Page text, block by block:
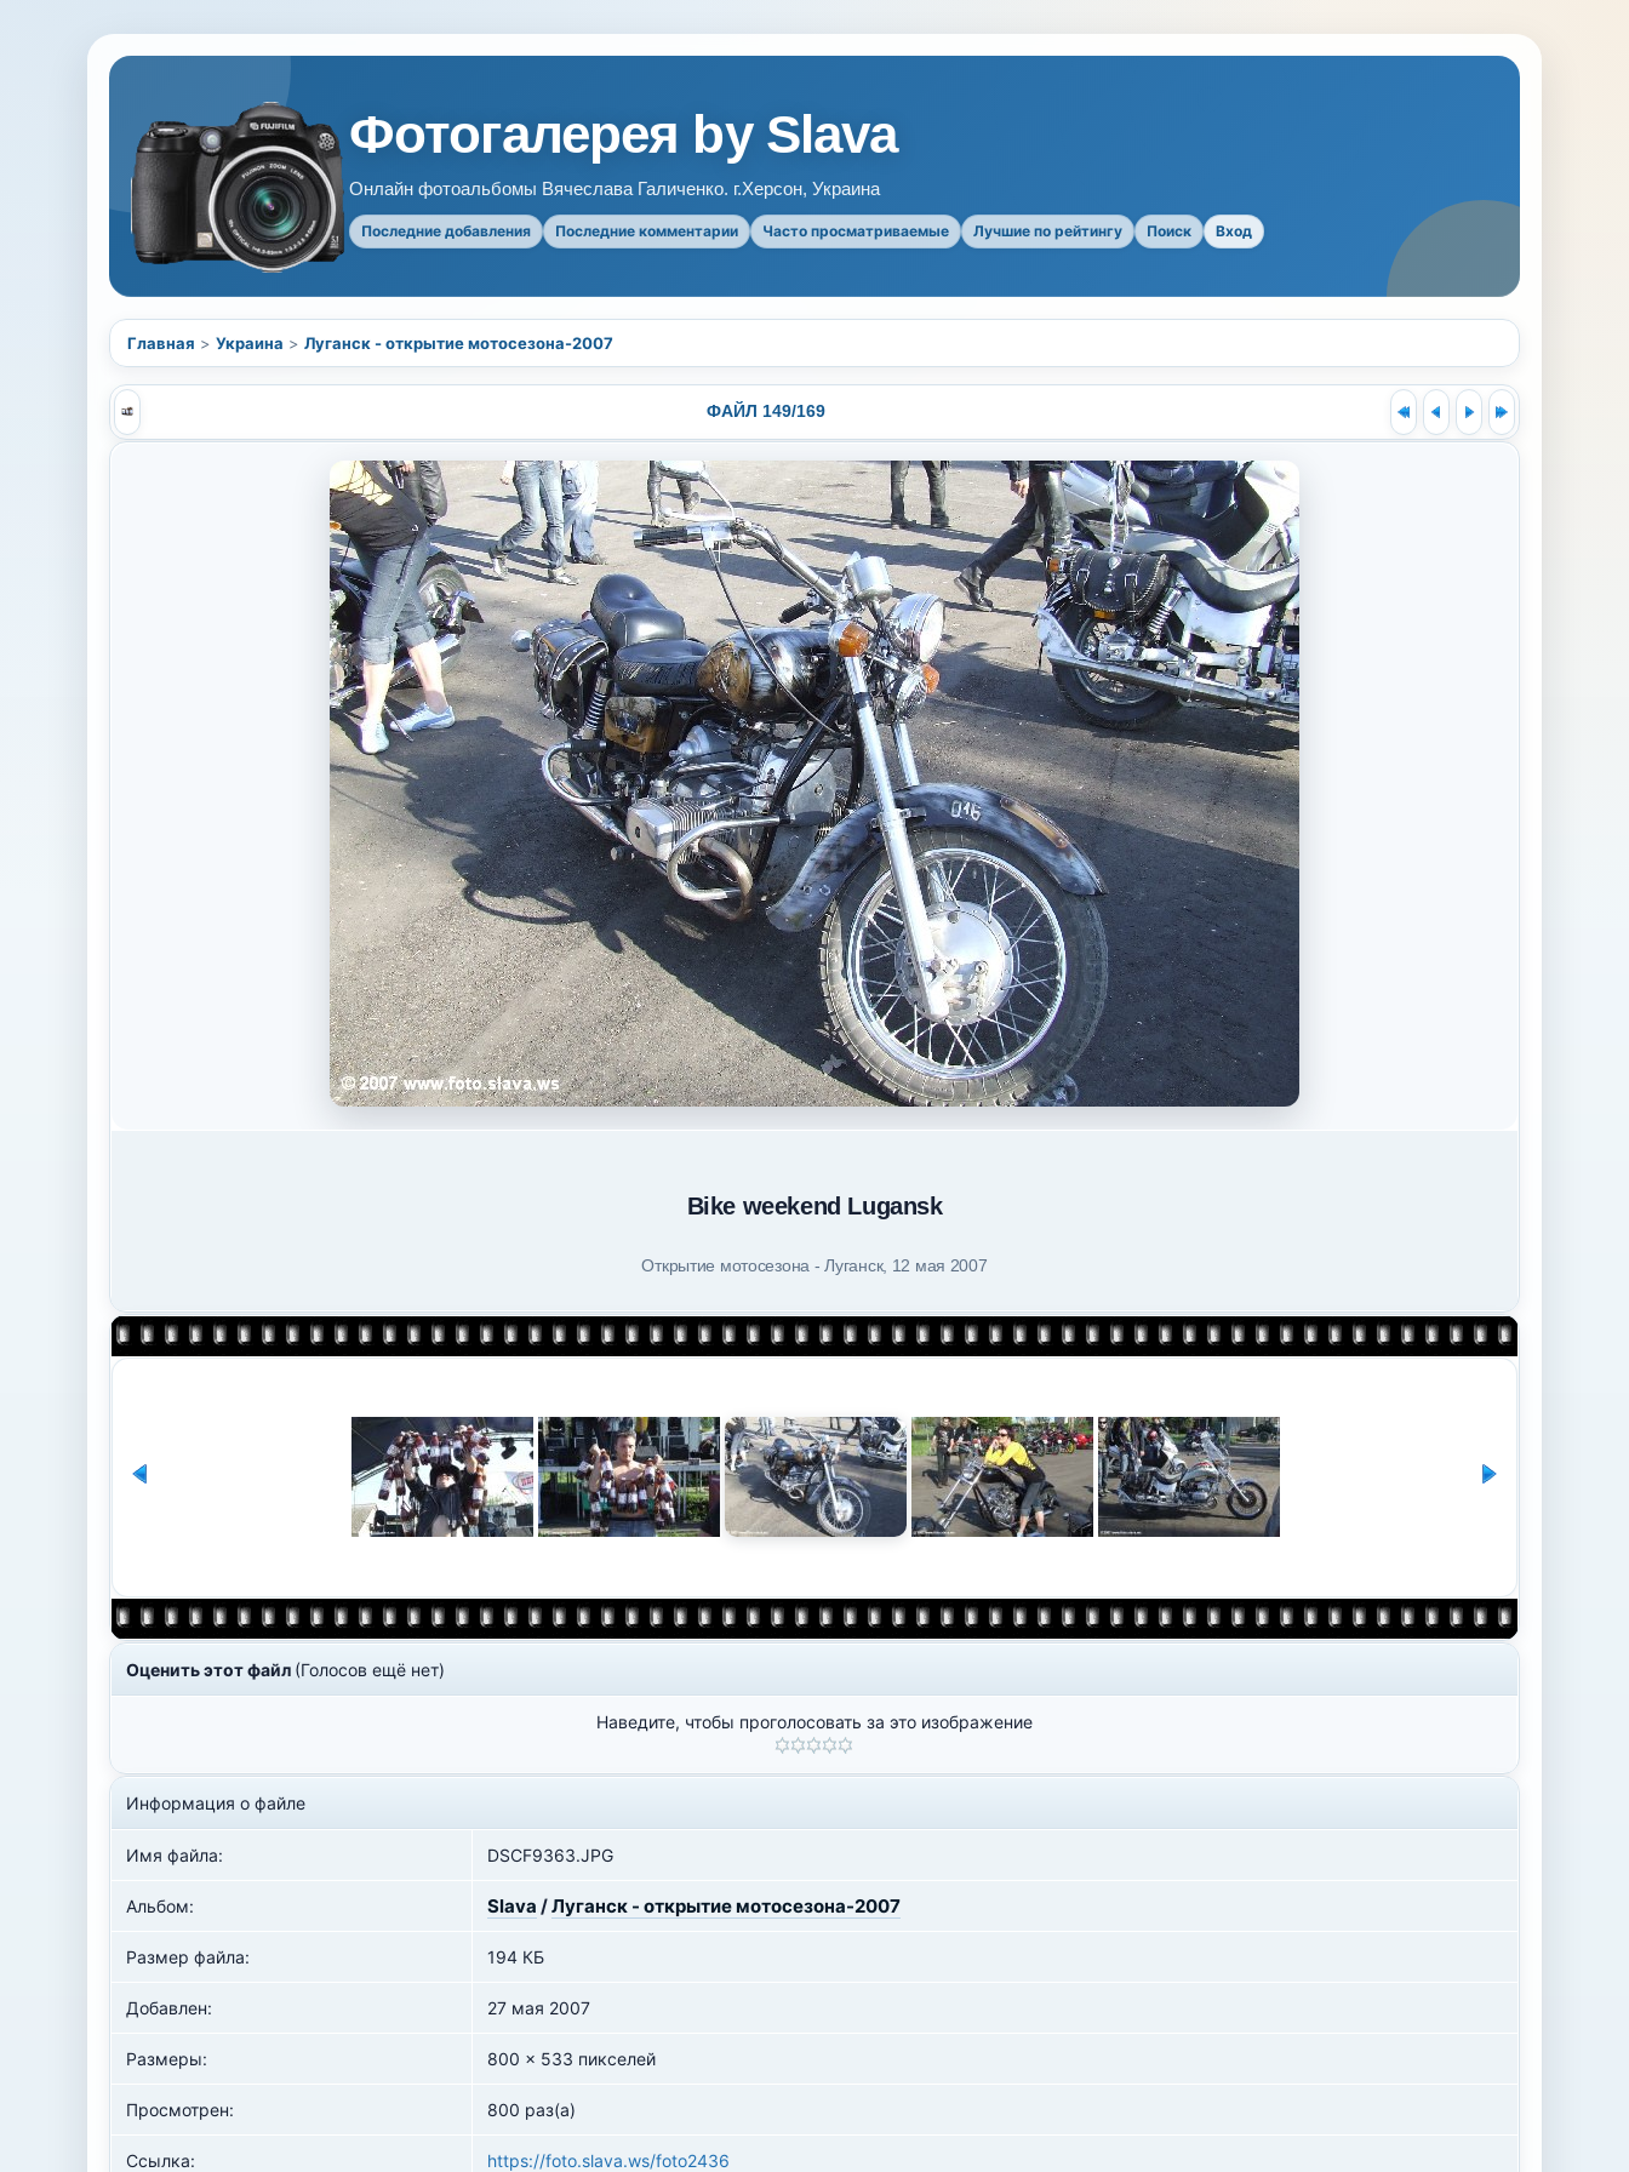
Фотогалерея by Slava
Онлайн фотоальбомы Вячеслава Галиченко. г.Херсон, Украина
Последние добавления Последние комментарии Часто просматриваемые Лучшие по рейтингу Поиск Вход
Главная > Украина > Луганск - открытие мотосезона-2007
ФАЙЛ 149/169
Bike weekend Lugansk
Открытие мотосезона - Луганск, 12 мая 2007
Оценить этот файл (Голосов ещё нет)
Наведите, чтобы проголосовать за это изображение
Информация о файле
Имя файла: DSCF9363.JPG
Альбом: Slava /Луганск - открытие мотосезона-2007
Размер файла: 194 КБ
Добавлен: 27 мая 2007
Размеры: 800 x 533 пикселей
Просмотрен: 800 раз(а)
Ссылка: https://foto.slava.ws/foto2436